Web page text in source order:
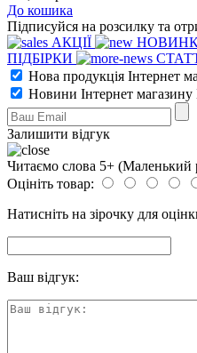
До кошика
Підписуйся на розсилку та
АКЦІЇ
ПІДБІРКИ
Нова продукція Інтернет
Новини Інтернет магазину
Залишити відгук
Читаємо слова 5+ (Маленький
Оцініть товар:
Натисніть на зірочку для
Ваш відгук: